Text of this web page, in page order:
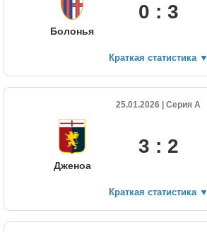
Болонья
0 : 3
Краткая статистика ▼
25.01.2026 | Серия А
Дженоа
3 : 2
Краткая статистика ▼